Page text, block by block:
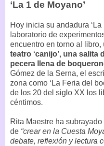
‘La 1 de Moyano’
Hoy inicia su andadura
laboratorio de
encuentro en torno al libro,
teatro ‘canijo’, una
pecera llena de
Gómez de la Serna, el
zona como ‘La Feria del
de los 20 del siglo XX los
céntimos.
Rita Maestre ha
de “crear en la Cuesta
debate, reflexión y lectura